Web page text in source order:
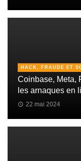
HACK, FRAUDE ET
Coinbase, Meta,
les arnaques en
22 mai 2024